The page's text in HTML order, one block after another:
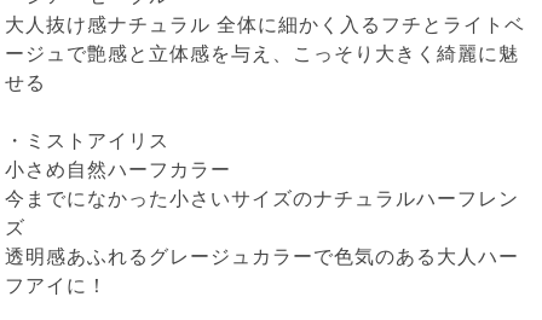
大人抜け感ナチュラル 全体に細かく入るフチとライトベ
ージュで艶感と立体感を与え、こっそり大きく綺麗に魅
せる
・
ミストアイリス
小さめ自然ハーフカラー
今までになかった小さいサイズのナチュラルハーフレン
ズ
透明感あふれるグレージュカラーで色気のある大人ハー
フアイに！